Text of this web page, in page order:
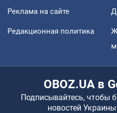
Реклама на сайте
Редакционная политика
OBOZ.UA в
Подписывайтесь, чтобы
новостей